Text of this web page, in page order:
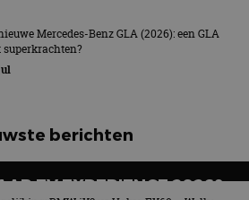
Mercedes-Benz GLA (2026): een GLA
superkrachten?
berichten
EV EXPERIENCE 2026?